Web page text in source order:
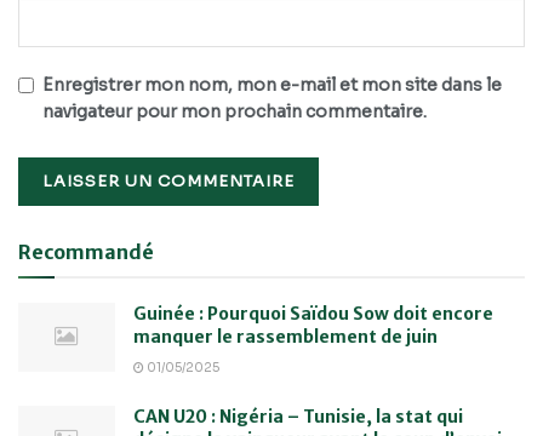
Enregistrer mon nom, mon e-mail et mon site dans le
navigateur pour mon prochain commentaire.
Recommandé
Guinée : Pourquoi Saïdou Sow doit encore
manquer le rassemblement de juin
01/05/2025
CAN U20 : Nigéria – Tunisie, la stat qui